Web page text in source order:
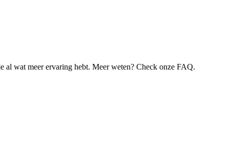
al wat meer ervaring hebt. Meer weten? Check onze FAQ.